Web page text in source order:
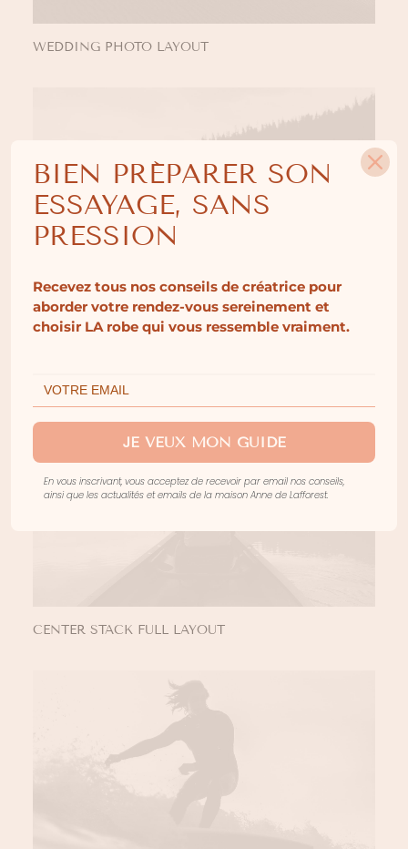
WEDDING PHOTO LAYOUT
CENTER GALLERY FULL LAYOUT
CENTER STACK FULL LAYOUT
BIEN PRÉPARER SON
ESSAYAGE, SANS
PRESSION
Recevez tous nos conseils de créatrice pour
aborder votre rendez-vous sereinement et
choisir LA robe qui vous ressemble vraiment.
JE VEUX MON GUIDE
En vous inscrivant, vous acceptez de recevoir par email nos conseils,
ainsi que les actualités et emails de la maison Anne de Lafforest.